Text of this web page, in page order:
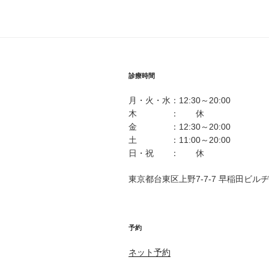
ョ
ン
診療時間
月・火・水：12:30～20:00
木 ： 休
金 ：12:30～20:00
土 ：11:00～20:00
日・祝 ： 休
東京都台東区上野7-7-7 早稲田ビル
予約
ネット予約